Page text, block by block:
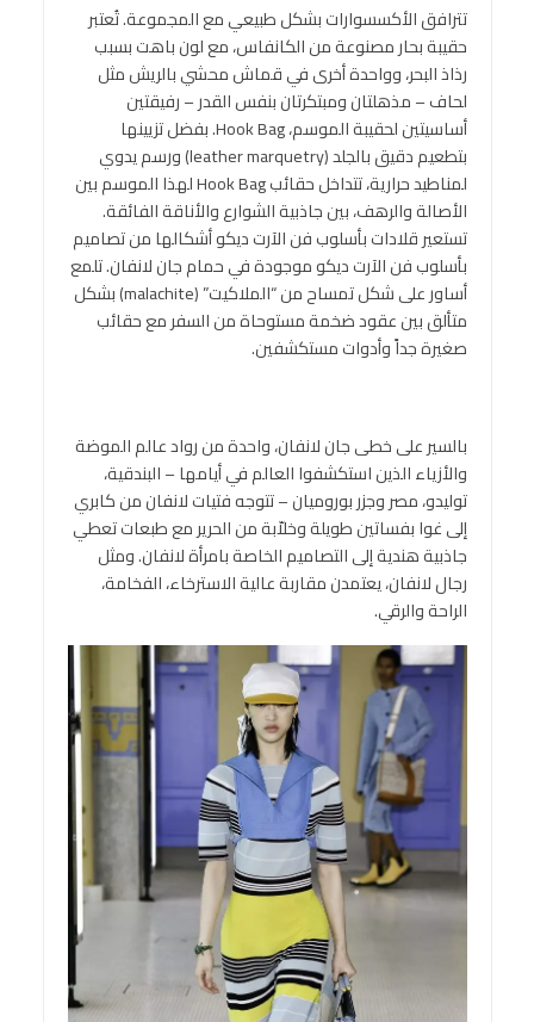
تترافق الأكسسوارات بشكل طبيعي مع المجموعة. تُعتبر
حقيبة بحار مصنوعة من الكانفاس، مع لون باهت بسبب
رذاذ البحر، وواحدة أخرى في قماش محشي بالريش مثل
لحاف – مذهلتان ومبتكرتان بنفس القدر – رفيقتين
أساسيتين لحقيبة الموسم، Hook Bag. بفضل تزيينها
بتطعيم دقيق بالجلد (leather marquetry) ورسم يدوي
لمناطيد حرارية، تتداخل حقائب Hook Bag لهذا الموسم بين
الأصالة والرهف، بين جاذبية الشوارع والأناقة الفائقة.
تستعير قلادات بأسلوب فن الآرت ديكو أشكالها من تصاميم
بأسلوب فن الآرت ديكو موجودة في حمام جان لانفان. تلمع
أساور على شكل تمساح من “الملاكيت” (malachite) بشكل
متألق بين عقود ضخمة مستوحاة من السفر مع حقائب
صغيرة جداً وأدوات مستكشفين.
بالسير على خطى جان لانفان، واحدة من رواد عالم الموضة
والأزياء الذين استكشفوا العالم في أيامها – البندقية،
توليدو، مصر وجزر بوروميان – تتوجه فتيات لانفان من كابري
إلى غوا بفساتين طويلة وخلاّبة من الحرير مع طبعات تعطي
جاذبية هندية إلى التصاميم الخاصة بامرأة لانفان. ومثل
رجال لانفان، يعتمدن مقاربة عالية الاسترخاء، الفخامة،
الراحة والرقي.